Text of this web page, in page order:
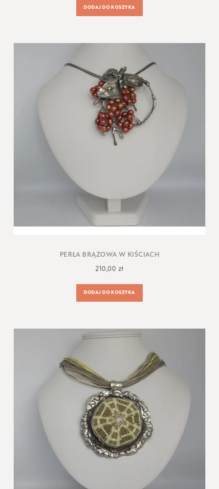
DODAJ DO KOSZYKA
PERŁA BRĄZOWA W KIŚCIACH
210,00 zł
DODAJ DO KOSZYKA